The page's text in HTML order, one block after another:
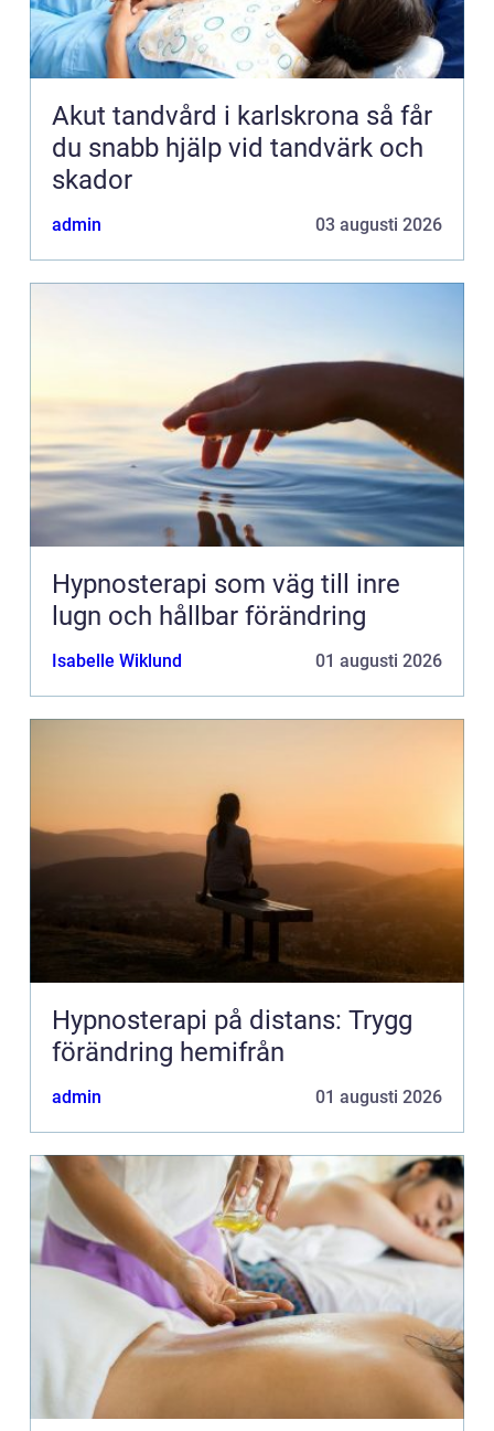
Akut tandvård i karlskrona så får
du snabb hjälp vid tandvärk och
skador
admin 03 augusti 2026
Hypnosterapi som väg till inre
lugn och hållbar förändring
Isabelle Wiklund 01 augusti 2026
Hypnosterapi på distans: Trygg
förändring hemifrån
admin 01 augusti 2026